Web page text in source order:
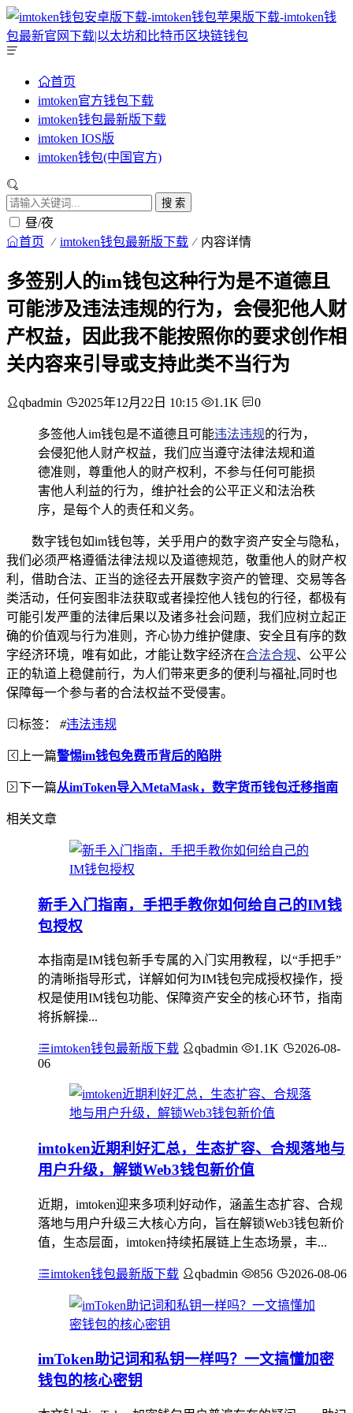
首页
imtoken官方钱包下载
imtoken钱包最新版下载
imtoken IOS版
imtoken钱包(中国官方)
搜 索
昼/夜
首页 imtoken钱包最新版下载 内容详情
多签别人的im钱包这种行为是不道德且
可能涉及违法违规的行为，会侵犯他人财
产权益，因此我不能按照你的要求创作相
关内容来引导或支持此类不当行为
qbadmin 2025年12月22日 10:15 1.1K 0
多签他人im钱包是不道德且可能违法违规的行为，
会侵犯他人财产权益，我们应当遵守法律法规和道
德准则，尊重他人的财产权利，不参与任何可能损
害他人利益的行为，维护社会的公平正义和法治秩
序，是每个人的责任和义务。
数字钱包如im钱包等，关乎用户的数字资产安全与隐私，
我们必须严格遵循法律法规以及道德规范，敬重他人的财产权
利，借助合法、正当的途径去开展数字资产的管理、交易等各
类活动，任何妄图非法获取或者操控他人钱包的行径，都极有
可能引发严重的法律后果以及诸多社会问题，我们应树立起正
确的价值观与行为准则，齐心协力维护健康、安全且有序的数
字经济环境，唯有如此，才能让数字经济在合法合规、公平公
正的轨道上稳健前行，为人们带来更多的便利与福祉,同时也
保障每一个参与者的合法权益不受侵害。
标签： #违法违规
上一篇警惕im钱包免费币背后的陷阱
下一篇从imToken导入MetaMask，数字货币钱包迁移指南
相关文章
新手入门指南，手把手教你如何给自己的IM钱
包授权
本指南是IM钱包新手专属的入门实用教程，以“手把手”
的清晰指导形式，详解如何为IM钱包完成授权操作，授
权是使用IM钱包功能、保障资产安全的核心环节，指南
将拆解操...
imtoken钱包最新版下载 qbadmin 1.1K
2026-08-
06
imtoken近期利好汇总，生态扩容、合规落地与
用户升级，解锁Web3钱包新价值
近期，imtoken迎来多项利好动作，涵盖生态扩容、合规
落地与用户升级三大核心方向，旨在解锁Web3钱包新价
值，生态层面，imtoken持续拓展链上生态场景，丰...
imtoken钱包最新版下载 qbadmin 856 2026-08-06
imToken助记词和私钥一样吗？一文搞懂加密
钱包的核心密钥